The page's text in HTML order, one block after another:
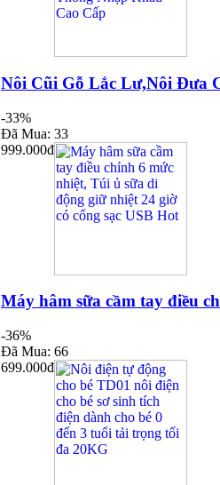
Nôi Cũi Gỗ Lắc Lư,Nôi Đưa
-33%
Đã Mua: 33
999.000đ
Máy hâm sữa cầm tay điều
-36%
Đã Mua: 66
699.000đ